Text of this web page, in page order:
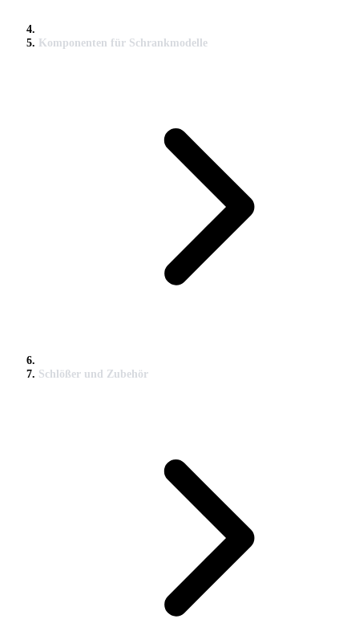
Komponenten für Schrankmodelle
Schlößer und Zubehör